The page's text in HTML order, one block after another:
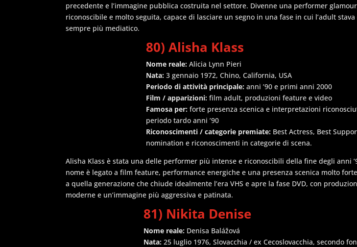
precedente e l’immagine pubblica costruita nel settore. Divenne una performer
riconoscibile e molto seguita, capace di lasciare un segno in una fase in cui l’adult
sempre più mediatico.
80) Alisha Klass
Nome reale: Alicia Lynn Pieri
Nata: 3 gennaio 1972, Chino, California, USA
Periodo di attività principale: anni ’90 e primi anni 2000
Film / apparizioni: film adult, produzioni feature e video
Famosa per: forte presenza scenica e interpretazioni
periodo tardo anni ’90
Riconoscimenti / categorie premiate: Best Actress, Best
nomination e riconoscimenti in categorie di scena.
Alisha Klass è stata una delle performer più intense e riconoscibili della fine degli anni
nome è legato a film feature, performance energiche e una presenza scenica molto
a quella generazione che chiude idealmente l’era VHS e apre la fase DVD, con
moderne e un’immagine più aggressiva e patinata.
81) Nikita Denise
Nome reale: Denisa Balážová
Nata: 25 luglio 1976, Slovacchia / ex Cecoslovacchia, secondo